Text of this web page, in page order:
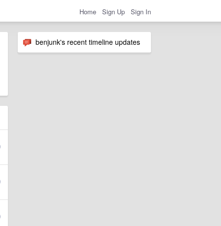
Home Sign Up Sign In
benjunk's recent timeline updates